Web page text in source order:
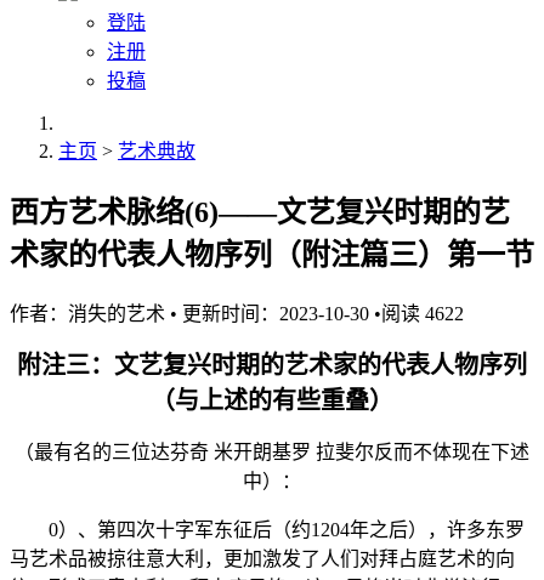
登陆
注册
投稿
主页 > 艺术典故
西方艺术脉络(6)——文艺复兴时期的艺
术家的代表人物序列（附注篇三）第一节
作者： 消失的艺术 • 更新时间：2023-10-30 •阅读 4622
附注三：文艺复兴时期的艺术家的代表人物序列
（与上述的有些重叠）
（最有名的三位达芬奇 米开朗基罗 拉斐尔反而不体现在下述
中）：
0）、第四次十字军东征后（约1204年之后），许多东罗
马艺术品被掠往意大利，更加激发了人们对拜占庭艺术的向